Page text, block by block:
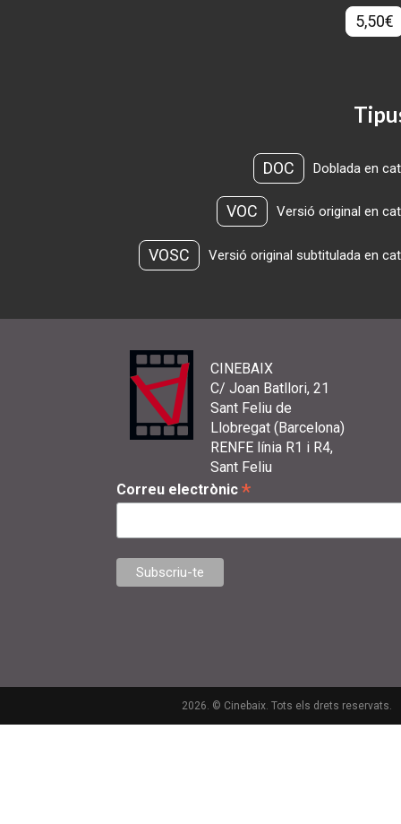
5,50€
DOC Doblada en
VOC Versió original en
VOSC Versió original subtitulada en
CINEBAIX
C/ Joan Batllori, 21
Sant Feliu de
Llobregat (Barcelona)
RENFE línia R1 i R4,
Sant Feliu
Correu electrònic *
2026. © Cinebaix. Tots els drets reservats.